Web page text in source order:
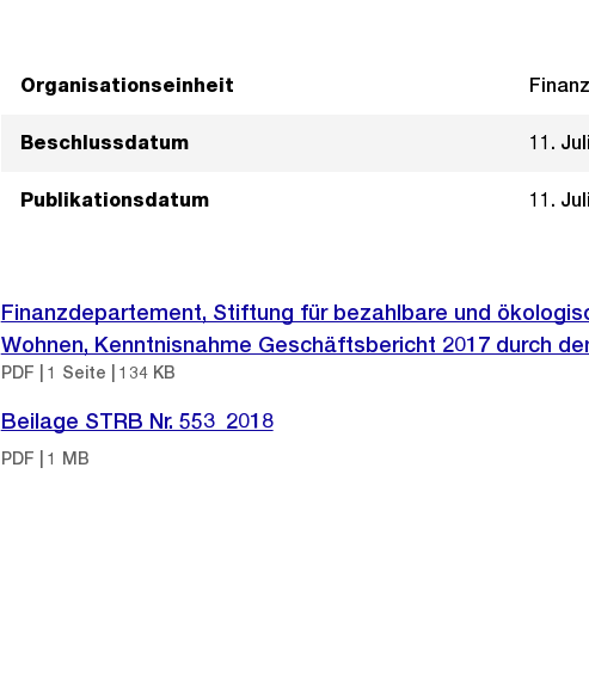
Organisationseinheit
Beschlussdatum 11.
Publikationsdatum 11.
Finanzdepartement, Stiftung für bezahlbare und
Wohnen, Kenntnisnahme Geschäftsbericht 2017 durch
PDF | 1 Seite | 134 KB
Beilage STRB Nr. 553_2018
PDF | 1 MB